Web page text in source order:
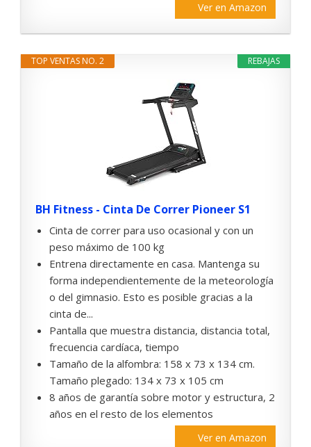
Ver en Amazon
REBAJAS
TOP VENTAS NO. 2
BH Fitness - Cinta De Correr Pioneer S1
Cinta de correr para uso ocasional y con un
peso máximo de 100 kg
Entrena directamente en casa. Mantenga su
forma independientemente de la meteorología
o del gimnasio. Esto es posible gracias a la
cinta de...
Pantalla que muestra distancia, distancia total,
frecuencia cardíaca, tiempo
Tamaño de la alfombra: 158 x 73 x 134 cm.
Tamaño plegado: 134 x 73 x 105 cm
8 años de garantía sobre motor y estructura, 2
años en el resto de los elementos
Ver en Amazon